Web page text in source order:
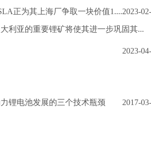
正为其上海厂争取一块价值1....2023-
利亚的重要锂矿将使其进一步巩固其...
2023-
锂电池发展的三个技术瓶颈 2017-